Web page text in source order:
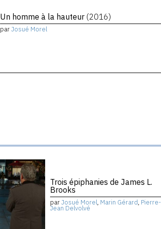
Un homme à la hauteur (2016)
parJosué Morel
Trois épiphanies de James L.
Brooks
parJosué Morel, Marin Gérard, Pierre-
Jean Delvolvé